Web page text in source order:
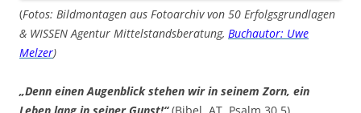
(Fotos: Bildmontagen aus Fotoarchiv von 50 Erfolgsgrundlagen
& WISSEN Agentur Mittelstandsberatung, Buchautor: Uwe
Melzer)
„Denn einen Augenblick stehen wir in seinem Zorn, ein